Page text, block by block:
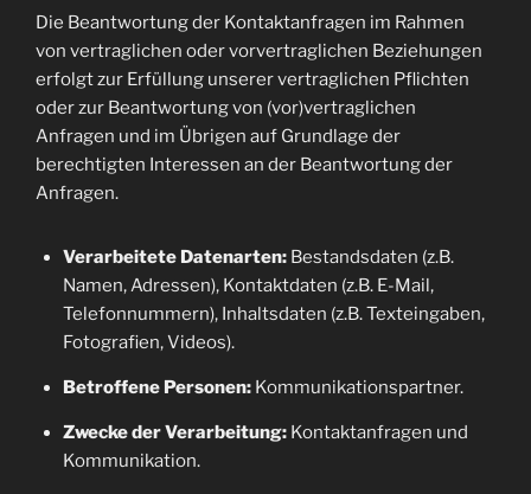
Die Beantwortung der Kontaktanfragen im Rahmen
von vertraglichen oder vorvertraglichen Beziehungen
erfolgt zur Erfüllung unserer vertraglichen Pflichten
oder zur Beantwortung von (vor)vertraglichen
Anfragen und im Übrigen auf Grundlage der
berechtigten Interessen an der Beantwortung der
Anfragen.
Verarbeitete Datenarten:Bestandsdaten (z.B.
Namen, Adressen), Kontaktdaten (z.B. E-Mail,
Telefonnummern), Inhaltsdaten (z.B. Texteingaben,
Fotografien, Videos).
Betroffene Personen:Kommunikationspartner.
Zwecke der Verarbeitung:Kontaktanfragen und
Kommunikation.